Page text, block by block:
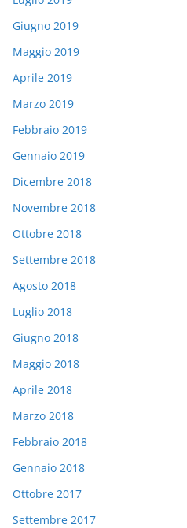
Giugno 2019
Maggio 2019
Aprile 2019
Marzo 2019
Febbraio 2019
Gennaio 2019
Dicembre 2018
Novembre 2018
Ottobre 2018
Settembre 2018
Agosto 2018
Luglio 2018
Giugno 2018
Maggio 2018
Aprile 2018
Marzo 2018
Febbraio 2018
Gennaio 2018
Ottobre 2017
Settembre 2017